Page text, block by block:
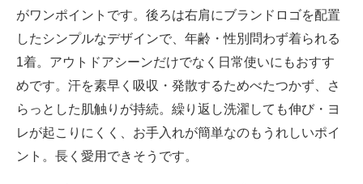
がワンポイントです。後ろは右肩にブランドロゴを配置
したシンプルなデザインで、年齢・性別問わず着られる
1着。アウトドアシーンだけでなく日常使いにもおすす
めです。汗を素早く吸収・発散するためべたつかず、さ
らっとした肌触りが持続。繰り返し洗濯しても伸び・ヨ
レが起こりにくく、お手入れが簡単なのもうれしいポイ
ント。長く愛用できそうです。